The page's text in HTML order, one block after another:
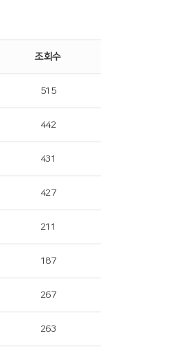
조회수
515
442
431
427
211
187
267
263